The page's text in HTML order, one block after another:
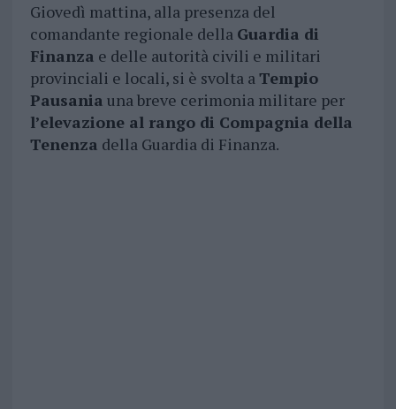
Giovedì mattina, alla presenza del
comandante regionale della Guardia di
Finanza e delle autorità civili e militari
provinciali e locali, si è svolta aTempio
Pausania una breve cerimonia militare per
l’elevazione al rango di Compagnia della
Tenenza della Guardia di Finanza.